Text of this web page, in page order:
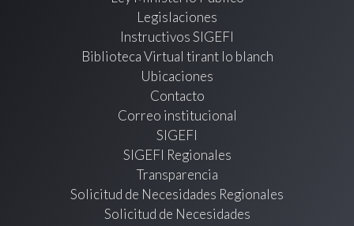
Legislaciones
Instructivos SIGEFI
Biblioteca Virtual tirant lo blanch
Ubicaciones
Contacto
Correo institucional
SIGEFI
SIGEFI Regionales
Transparencia
Solicitud de Necesidades Regionales
Solicitud de Necesidades